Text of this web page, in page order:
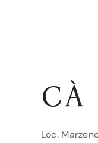
CÀ
Loc.